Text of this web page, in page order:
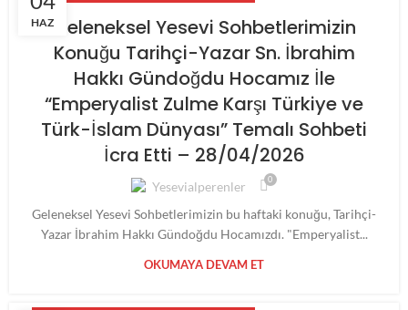
HAZGeleneksel Yesevi Sohbetlerimizin
Konuğu Tarihçi-Yazar Sn. İbrahim
Hakkı Gündoğdu Hocamız İle
“Emperyalist Zulme Karşı Türkiye ve
Türk-İslam Dünyası” Temalı Sohbeti
İcra Etti – 28/04/2026
Yesevialperenler 0
Geleneksel Yesevi Sohbetlerimizin bu haftaki konuğu, Tarihçi-
Yazar İbrahim Hakkı Gündoğdu Hocamızdı. "Emperyalist...
OKUMAYA DEVAM ET